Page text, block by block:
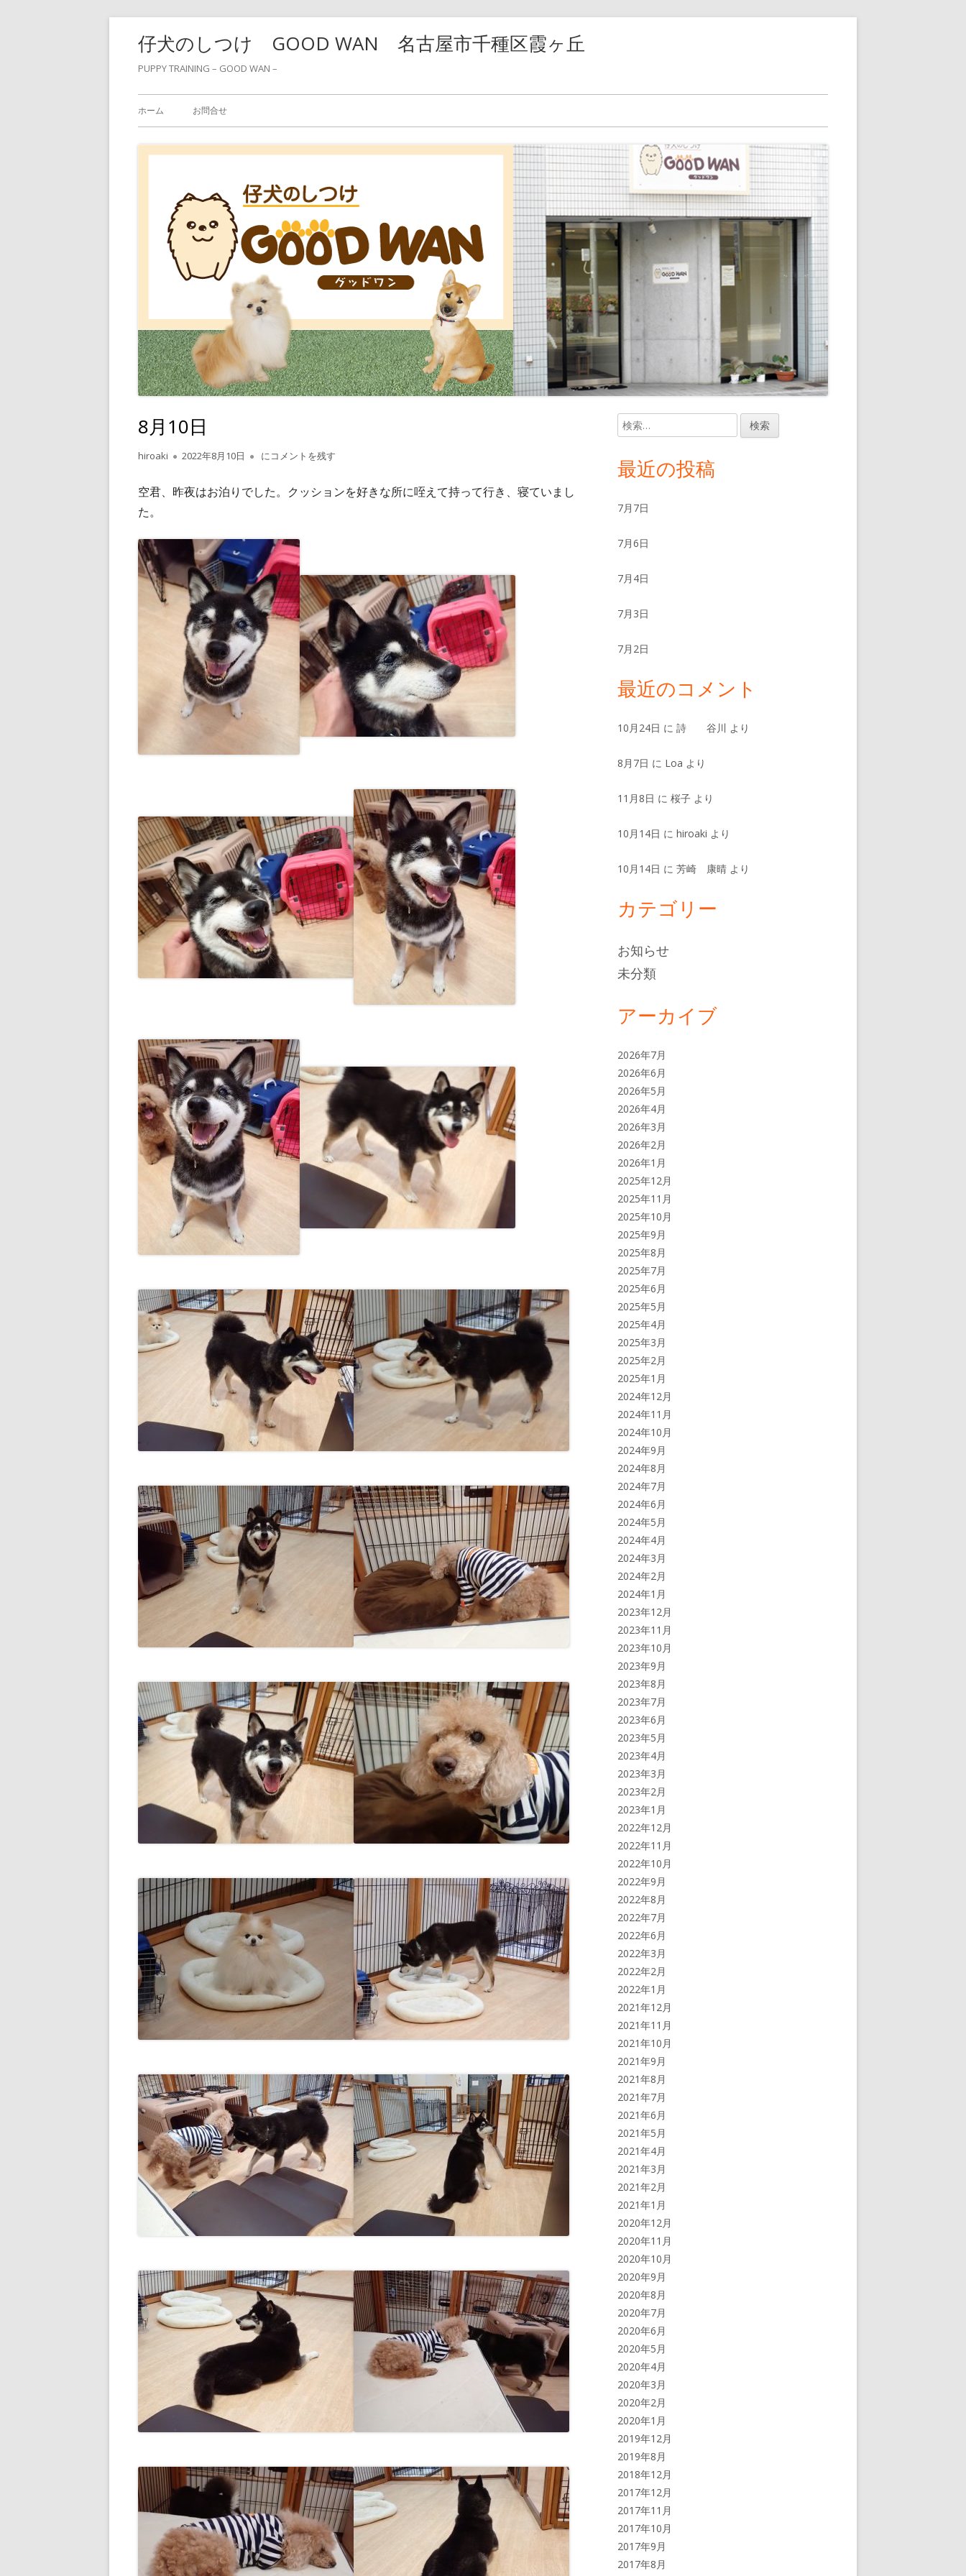
仔犬のしつけ GOOD WAN 名古屋市千種区霞ヶ丘
PUPPY TRAINING – GOOD WAN –
メ
イ
ホーム お問合せ
8月10日
作
者
hiroaki
公
日
2022年8月10日 8月10日
にコメントを残す
空君、昨夜はお泊りでした。クッションを好きな所に咥えて持って行き、寝ていまし
た。
メ
イ
サ
イ
ド
バ
ー
検
索:
最近の投稿
7月7日
7月6日
7月4日
7月3日
7月2日
最近のコメント
10月24日 に詩 谷川 より
8月7日 に Loa より
11月8日 に桜子 より
10月14日 にhiroaki より
10月14日 に芳崎 康晴 より
カテゴリー
お知らせ
未分類
アーカイブ
2026年7月
2026年6月
2026年5月
2026年4月
2026年3月
2026年2月
2026年1月
2025年12月
2025年11月
2025年10月
2025年9月
2025年8月
2025年7月
2025年6月
2025年5月
2025年4月
2025年3月
2025年2月
2025年1月
2024年12月
2024年11月
2024年10月
2024年9月
2024年8月
2024年7月
2024年6月
2024年5月
2024年4月
2024年3月
2024年2月
2024年1月
2023年12月
2023年11月
2023年10月
2023年9月
2023年8月
2023年7月
2023年6月
2023年5月
2023年4月
2023年3月
2023年2月
2023年1月
2022年12月
2022年11月
2022年10月
2022年9月
2022年8月
2022年7月
2022年6月
2022年3月
2022年2月
2022年1月
2021年12月
2021年11月
2021年10月
2021年9月
2021年8月
2021年7月
2021年6月
2021年5月
2021年4月
2021年3月
2021年2月
2021年1月
2020年12月
2020年11月
2020年10月
2020年9月
2020年8月
2020年7月
2020年6月
2020年5月
2020年4月
2020年3月
2020年2月
2020年1月
2019年12月
2019年8月
2018年12月
2017年12月
2017年11月
2017年10月
2017年9月
2017年8月